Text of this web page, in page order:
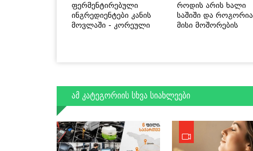
ფერმენტირებული
ინგრედიენტები კანის
მოვლაში - კორეული
როდის არის ხალი
საშიში და როგორია
მისი მოშორების
ამ კატეგორიის სხვა სიახლეები